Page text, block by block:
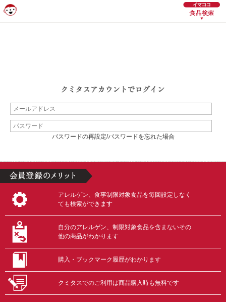
パスワードの再設定/パスワードを忘れた場合
アレルゲン、食事制限対象食品を毎回設定しなく
ても検索ができます
自分のアレルゲン、制限対象食品を含まないその
他の商品がわかります
購入・ブックマーク履歴がわかります
クミタスでのご利用は商品購入時も無料です